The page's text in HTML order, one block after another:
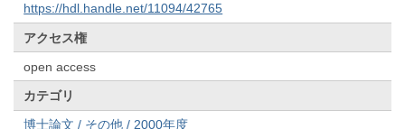
https://hdl.handle.net/11094/42765
アクセス権
open access
カテゴリ
博士論文 / その他 / 2000年度